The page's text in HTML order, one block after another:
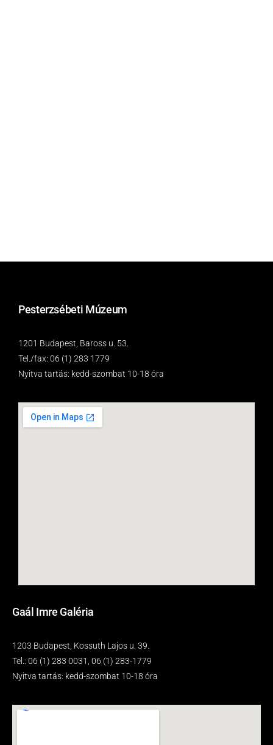
Pesterzsébeti Múzeum
1201 Budapest, Baross u. 53.
Tel./fax: 06 (1) 283 1779
Nyitva tartás: kedd-szombat 10-18 óra
Gaál Imre Galéria
1203 Budapest, Kossuth Lajos u. 39.
Tel.: 06 (1) 283 0031, 06 (1) 283-1779
Nyitva tartás: kedd-szombat 10-18 óra